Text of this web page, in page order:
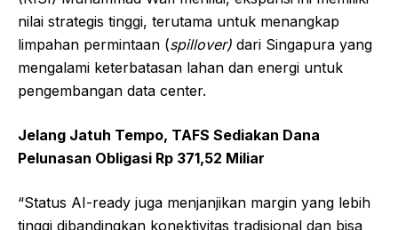
nilai strategis tinggi, terutama untuk menangkap
limpahan permintaan (spillover) dari Singapura yang
mengalami keterbatasan lahan dan energi untuk
pengembangan data center.
Jelang Jatuh Tempo, TAFS Sediakan Dana
Pelunasan Obligasi Rp 371,52 Miliar
“Status AI-ready juga menjanjikan margin yang lebih
tinggi dibandingkan konektivitas tradisional dan bisa